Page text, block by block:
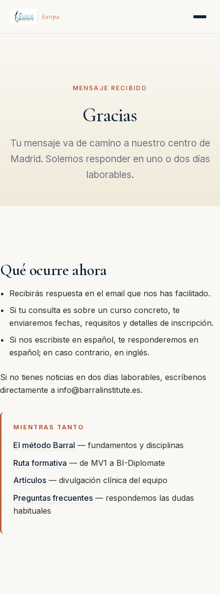
Europa
MENSAJE RECIBIDO
Gracias
Tu mensaje va de camino a nuestro centro de
Madrid. Solemos responder en uno o dos días
laborables.
Qué ocurre ahora
Recibirás respuesta en el email que nos has facilitado.
Si tu consulta es sobre un curso concreto, te
enviaremos fechas, requisitos y detalles de inscripción.
Si nos escribiste en español, te responderemos en
español; en caso contrario, en inglés.
Si no tienes noticias en dos días laborables, escríbenos
directamente a info@barralinstitute.es.
MIENTRAS TANTO
El método Barral — fundamentos y disciplinas
Ruta formativa — de MV1 a BI-Diplomate
Artículos — divulgación clínica del equipo
Preguntas frecuentes — respondemos las dudas
habituales